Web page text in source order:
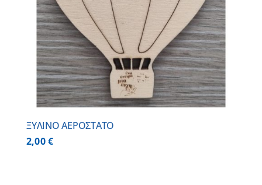
ΞΥΛΙΝΟ ΑΕΡΟΣΤΑΤΟ
2,00€